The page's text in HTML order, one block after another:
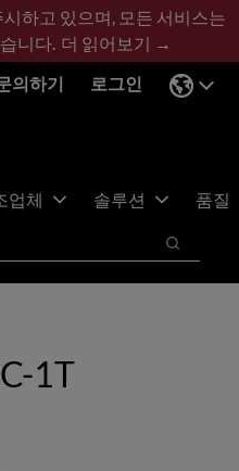
하고 있으며, 모든 서비스는
니다. 더 읽어보기 →
의하기 로그인
업체 솔루션
품질
검색
1T